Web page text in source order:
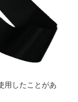
用したことがあ